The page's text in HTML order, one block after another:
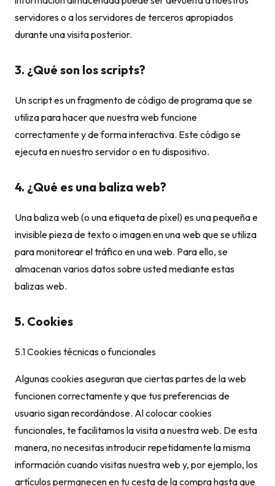
servidores o a los servidores de terceros apropiados
durante una visita posterior.
3. ¿Qué son los scripts?
Un script es un fragmento de código de programa que se
utiliza para hacer que nuestra web funcione
correctamente y de forma interactiva. Este código se
ejecuta en nuestro servidor o en tu dispositivo.
4. ¿Qué es una baliza web?
Una baliza web (o una etiqueta de píxel) es una pequeña e
invisible pieza de texto o imagen en una web que se utiliza
para monitorear el tráfico en una web. Para ello, se
almacenan varios datos sobre usted mediante estas
balizas web.
5. Cookies
5.1 Cookies técnicas o funcionales
Algunas cookies aseguran que ciertas partes de la web
funcionen correctamente y que tus preferencias de
usuario sigan recordándose. Al colocar cookies
funcionales, te facilitamos la visita a nuestra web. De esta
manera, no necesitas introducir repetidamente la misma
información cuando visitas nuestra web y, por ejemplo, los
artículos permanecen en tu cesta de la compra hasta que